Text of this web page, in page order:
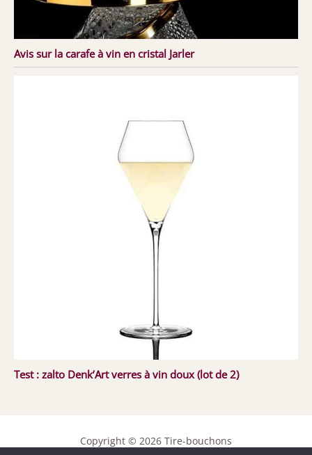
Avis sur la carafe à vin en cristal Jarler
Test : zalto Denk’Art verres à vin doux (lot de 2)
Copyright © 2026 Tire-bouchons